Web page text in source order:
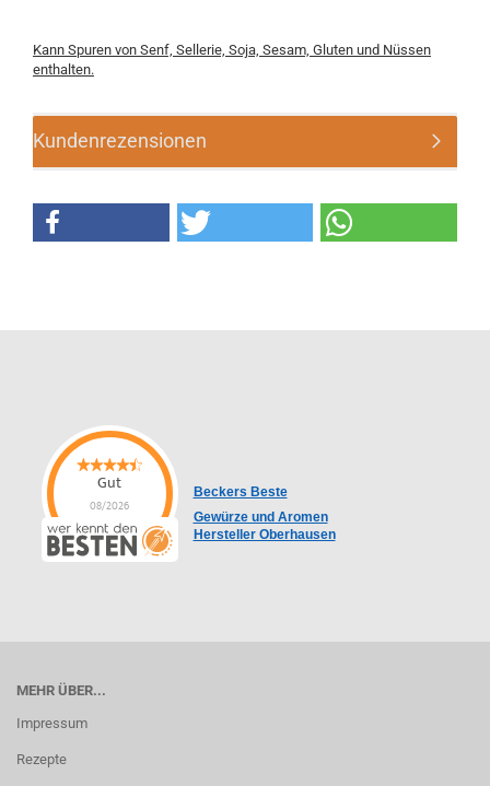
​Kann Spuren von Senf, Sellerie, Soja, Sesam, Gluten und Nüssen
enthalten.
Kundenrezensionen
Gut
08/2026
Beckers Beste
Gewürze und Aromen
Hersteller Oberhausen
MEHR ÜBER...
Impressum
Rezepte